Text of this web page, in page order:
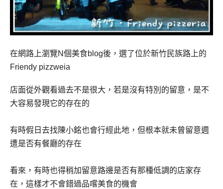
在網路上瀏覽N個美食blog後，選了位於新竹民族路上的
Friendy pizzweia
店面從外觀看過去不是很大，若是沒有特別的留意，是不
大容易發現它的存在的
有時假日去找陳小銘也會行經此地，但根本就未曾留意週
遭是否有餐廳的存在
看來，有時也得稍加留意路邊是否有那種低調的店家存
在，這樣才不會錯過品嚐美食的機會